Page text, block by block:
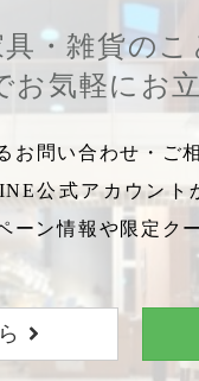
具・雑貨のこ
お気軽にお
お問い合わせ・ご
公式アカウント
ーン情報や限定ク